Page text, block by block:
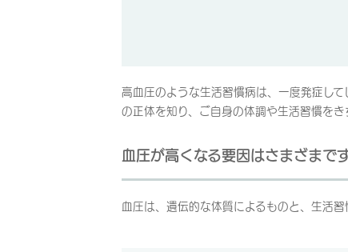
高血圧のような生活習慣病は、一度発症し
の正体を知り、ご自身の体調や生活習慣をき
血圧が高くなる要因はさまざまで
血圧は、遺伝的な体質によるものと、生活習